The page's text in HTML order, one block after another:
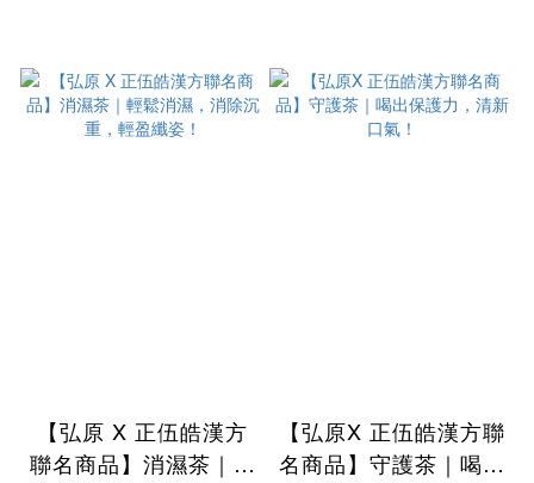
【弘原 X 正伍皓漢方
聯名商品】消濕茶｜輕
【弘原X 正伍皓漢方聯
名商品】守護茶｜喝出